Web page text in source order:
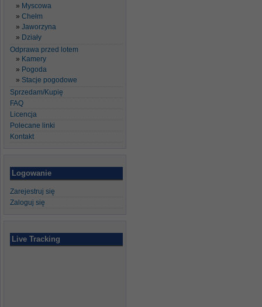
Myscowa
Chełm
Jaworzyna
Działy
Odprawa przed lotem
Kamery
Pogoda
Stacje pogodowe
Sprzedam/Kupię
FAQ
Licencja
Polecane linki
Kontakt
Logowanie
Zarejestruj się
Zaloguj się
Live Tracking